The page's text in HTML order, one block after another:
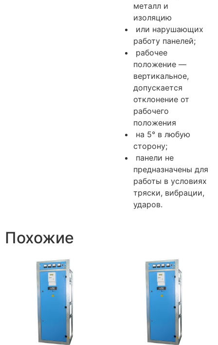
металл и
изоляцию
или нарушающих
работу панелей;
рабочее
положение —
вертикальное,
допускается
отклонение от
рабочего
положения
на 5° в любую
сторону;
панели не
предназначены для
работы в условиях
тряски, вибрации,
ударов.
Похожие